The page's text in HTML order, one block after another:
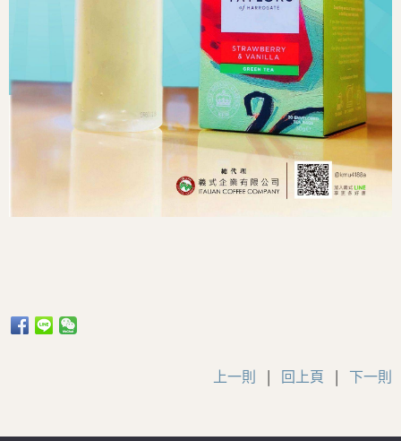
上一則 | 回上頁 | 下一則